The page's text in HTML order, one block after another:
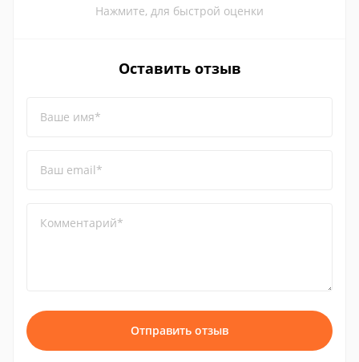
Нажмите, для быстрой оценки
Оставить отзыв
Ваше имя*
Ваш email*
Комментарий*
Отправить отзыв